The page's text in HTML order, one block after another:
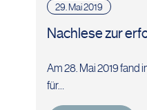
29. Mai 2019
Nachlese zur
Am 28. Mai 2019 fand
für…